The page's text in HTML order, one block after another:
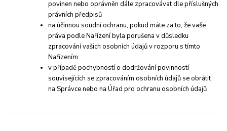
povinen nebo oprávněn dále zpracovávat dle příslušných
právních předpisů
na účinnou soudní ochranu, pokud máte za to, že vaše
práva podle Nařízení byla porušena v důsledku
zpracování vašich osobních údajů v rozporu s tímto
Nařízením
v případě pochybností o dodržování povinností
souvisejících se zpracováním osobních údajů se obrátit
na Správce nebo na Úřad pro ochranu osobních údajů